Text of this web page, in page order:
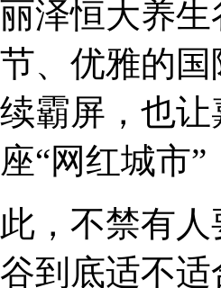
泽恒大养
、优雅的
霸屏，也
“网红城市
不禁有人
到底适不